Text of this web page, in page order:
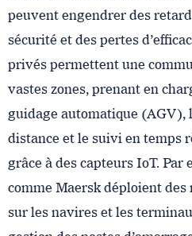
peuvent engendrer des
sécurité et des pertes
privés permettent une
vastes zones, prenant en
guidage automatique (AGV),
distance et le suivi en temps
grâce à des capteurs IoT. Par
comme Maersk déploient
sur les navires et les